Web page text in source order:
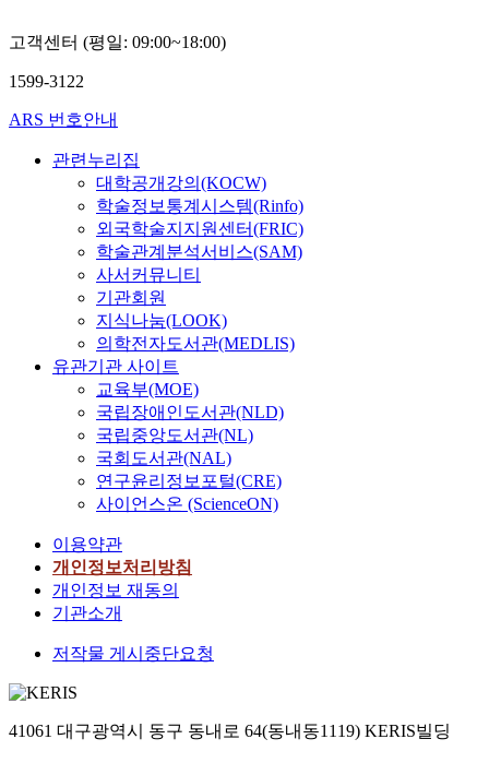
고객센터 (평일: 09:00~18:00)
1599-3122
ARS 번호안내
관련누리집
대학공개강의(KOCW)
학술정보통계시스템(Rinfo)
외국학술지지원센터(FRIC)
학술관계분석서비스(SAM)
사서커뮤니티
기관회원
지식나눔(LOOK)
의학전자도서관(MEDLIS)
유관기관 사이트
교육부(MOE)
국립장애인도서관(NLD)
국립중앙도서관(NL)
국회도서관(NAL)
연구윤리정보포털(CRE)
사이언스온 (ScienceON)
이용약관
개인정보처리방침
개인정보 재동의
기관소개
저작물 게시중단요청
41061 대구광역시 동구 동내로 64(동내동1119) KERIS빌딩